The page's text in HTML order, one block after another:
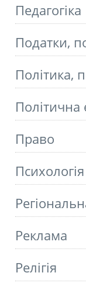
Педагогіка
Податки,
Політика,
Політична
Право
Психологія
Реклама
Релігія